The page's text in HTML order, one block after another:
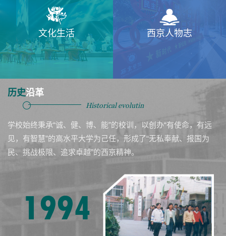
文化生活 西京人物志
历史沿革
Historical evolutin
学校始终秉承“诚、健、博、能”的校训，以创办“有使命，有远
见，有智慧”的高水平大学为己任，形成了“无私奉献、报国为
民、挑战极限、追求卓越”的西京精神。
1994